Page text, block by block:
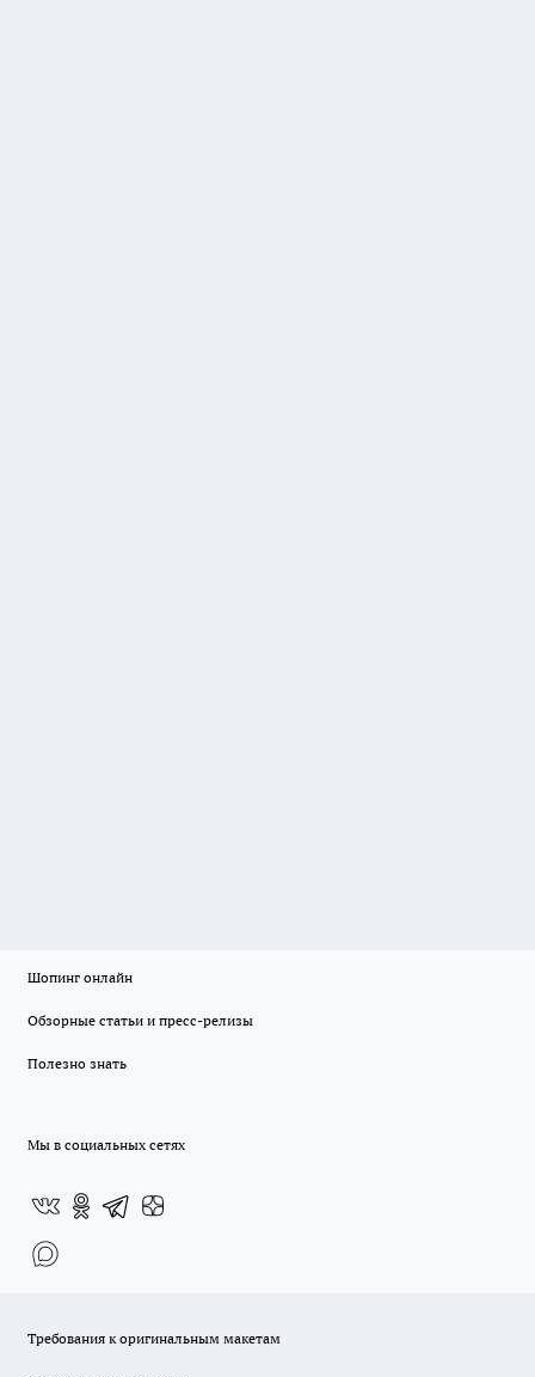
Шопинг онлайн
Обзорные статьи и пресс-релизы
Полезно знать
Мы в социальных сетях
Требования к оригинальным макетам